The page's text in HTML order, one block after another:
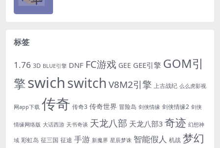
标签
1.76 3D BLUE引擎 DNF FC游戏 GEE GEE引擎 GOM引
擎swichswitchV8M2引擎 上古战纪 么么虎影视
网app下载 传奇 传奇3 传奇世界 冒险岛 剑侠情缘 剑侠情缘2 剑侠
情缘网络版 大话西游 天书奇谈 天龙八部 天龙八部3 奇迹 幻想神
域 彩虹岛 征三国 征途 手游 新魔界 星辰梦诛 智能假人 机战 梦幻